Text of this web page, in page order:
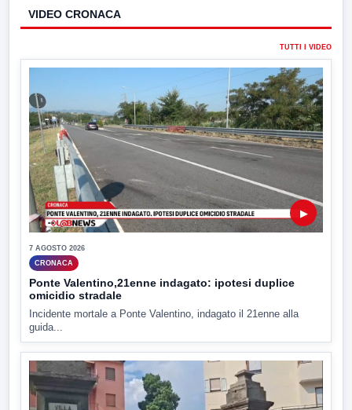
VIDEO CRONACA
TUTTI I VIDEO
▶
7 AGOSTO 2026
CRONACA
Ponte Valentino,21enne indagato: ipotesi duplice
omicidio stradale
Incidente mortale a Ponte Valentino, indagato il 21enne alla
guida...